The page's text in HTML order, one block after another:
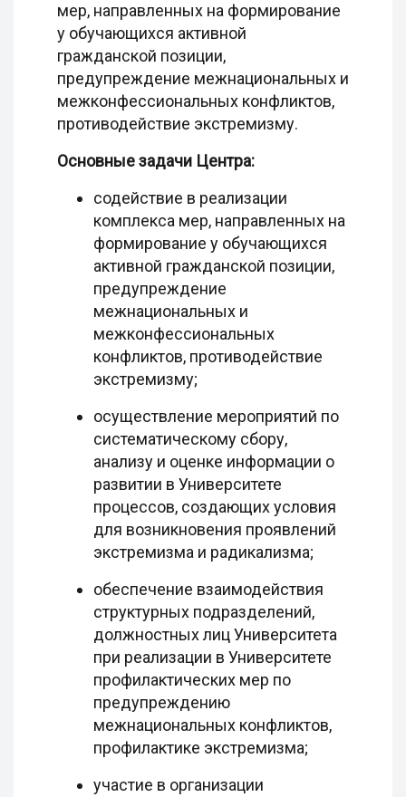
мер, направленных на формирование
у обучающихся активной
гражданской позиции,
предупреждение межнациональных и
межконфессиональных конфликтов,
противодействие экстремизму.
Основные задачи Центра:
содействие в реализации
комплекса мер, направленных на
формирование у обучающихся
активной гражданской позиции,
предупреждение
межнациональных и
межконфессиональных
конфликтов, противодействие
экстремизму;
осуществление мероприятий по
систематическому сбору,
анализу и оценке информации о
развитии в Университете
процессов, создающих условия
для возникновения проявлений
экстремизма и радикализма;
обеспечение взаимодействия
структурных подразделений,
должностных лиц Университета
при реализации в Университете
профилактических мер по
предупреждению
межнациональных конфликтов,
профилактике экстремизма;
участие в организации